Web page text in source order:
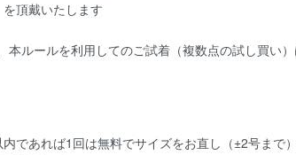
頂戴いたします
ルールを利用してのご試着（複数点の試し買い
であれば1回は無料でサイズをお直し（±2号まで